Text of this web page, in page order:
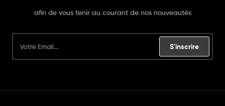
afin de vous tenir au courant de nos nouveautés
S'inscrire